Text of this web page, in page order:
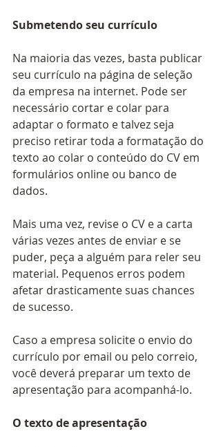
Submetendo seu currículo
Na maioria das vezes, basta publicar
seu currículo na página de seleção
da empresa na internet. Pode ser
necessário cortar e colar para
adaptar o formato e talvez seja
preciso retirar toda a formatação do
texto ao colar o conteúdo do CV em
formulários online ou banco de
dados.
Mais uma vez, revise o CV e a carta
várias vezes antes de enviar e se
puder, peça a alguém para reler seu
material. Pequenos erros podem
afetar drasticamente suas chances
de sucesso.
Caso a empresa solicite o envio do
currículo por email ou pelo correio,
você deverá preparar um texto de
apresentação para acompanhá-lo.
O texto de apresentação